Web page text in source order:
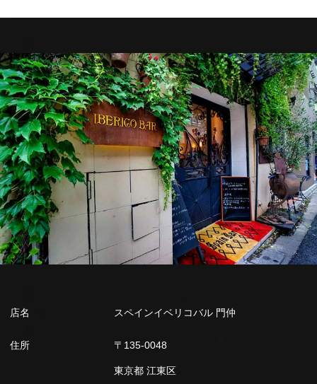
店名 スペインイベリコバル 門仲
住所 〒135-0048
東京都 江東区